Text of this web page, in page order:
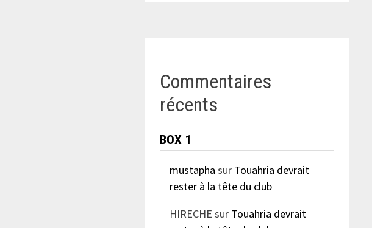
Commentaires
récents
BOX 1
mustapha sur Touahria devrait
rester à la tête du club
HIRECHE sur Touahria devrait